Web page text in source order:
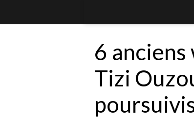
6 anciens
Tizi